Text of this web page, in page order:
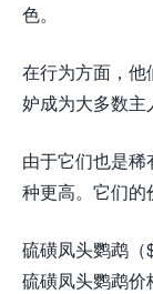
色。
在行为方面，
妒成为大多数主
由于它们也是
种更高。它们的
硫磺凤头鹦鹉（
硫磺凤头鹦鹉价